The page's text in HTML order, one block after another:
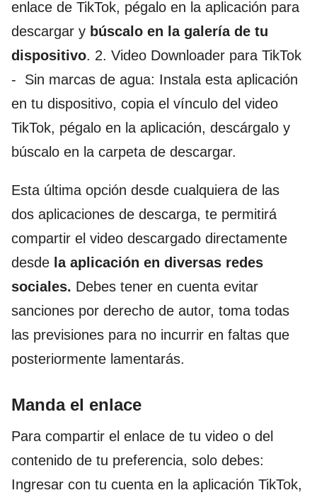
enlace de TikTok, pégalo en la aplicación para
descargar y búscalo en la galería de tu
dispositivo. 2. Video Downloader para TikTok
- Sin marcas de agua: Instala esta aplicación
en tu dispositivo, copia el vínculo del video
TikTok, pégalo en la aplicación, descárgalo y
búscalo en la carpeta de descargar.
Esta última opción desde cualquiera de las
dos aplicaciones de descarga, te permitirá
compartir el video descargado directamente
desde la aplicación en diversas redes
sociales. Debes tener en cuenta evitar
sanciones por derecho de autor, toma todas
las previsiones para no incurrir en faltas que
posteriormente lamentarás.
Manda el enlace
Para compartir el enlace de tu video o del
contenido de tu preferencia, solo debes:
Ingresar con tu cuenta en la aplicación TikTok,